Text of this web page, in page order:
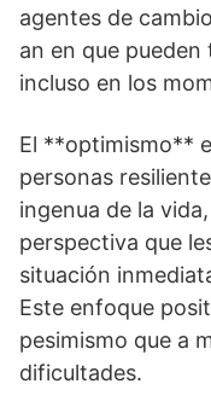
agentes de
an en que
incluso en los
El **optimismo**
personas
ingenua de la
perspectiva que
situación
Este enfoque
pesimismo que a
dificultades.